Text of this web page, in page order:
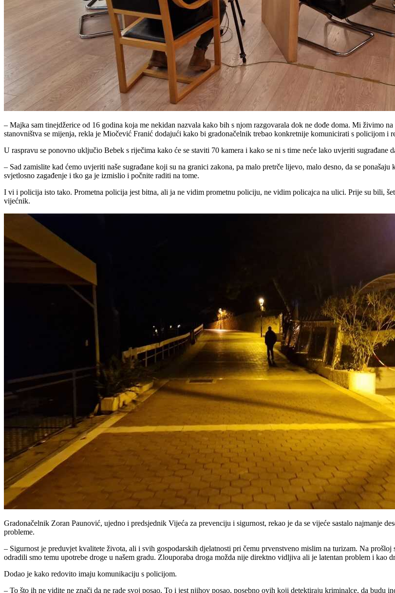
– Majka sam tinejdžerice od 16 godina koja me nekidan nazvala kako bih s njom razgovarala dok ne dođe doma. Mi živimo
stanovništva se mijenja, rekla je Miočević Franić dodajući kako bi gradonačelnik trebao konkretnije komunicirati s policijom i
U raspravu se ponovno uključio Bebek s riječima kako će se staviti 70 kamera i kako se ni s time neće lako uvjeriti sugrađane
– Sad zamislite kad ćemo uvjeriti naše sugrađane koji su na granici zakona, pa malo pretrče lijevo, malo desno, da se
svjetlosno zagađenje i tko ga je izmislio i počnite raditi na tome.
I vi i policija isto tako. Prometna policija jest bitna, ali ja ne vidim prometnu policiju, ne vidim policajca na ulici. Prije su bili,
vijećnik.
Gradonačelnik Zoran Paunović, ujedno i predsjednik Vijeća za prevenciju i sigurnost, rekao je da se vijeće sastalo najmanje
probleme.
– Sigurnost je preduvjet kvalitete života, ali i svih gospodarskih djelatnosti pri čemu prvenstveno mislim na turizam. Na
odradili smo temu upotrebe droge u našem gradu. Zlouporaba droga možda nije direktno vidljiva ali je latentan problem i kao
Dodao je kako redovito imaju komunikaciju s policijom.
– To što ih ne vidite ne znači da ne rade svoj posao. To i jest njihov posao, posebno ovih koji detektiraju kriminalce, da budu